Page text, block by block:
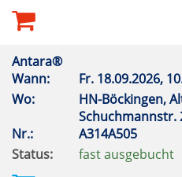
Antara®
Wann:
Fr. 18.09.2026,
Wo:
HN-Böckingen,
Schuchmannstr.
Nr.:
A314A505
Status:
fast ausgebucht